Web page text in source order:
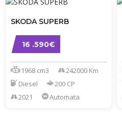
16 .590€
SKODA SUPERB
1968 cm3
242000 Km
Diesel
200 CP
2021
Automata